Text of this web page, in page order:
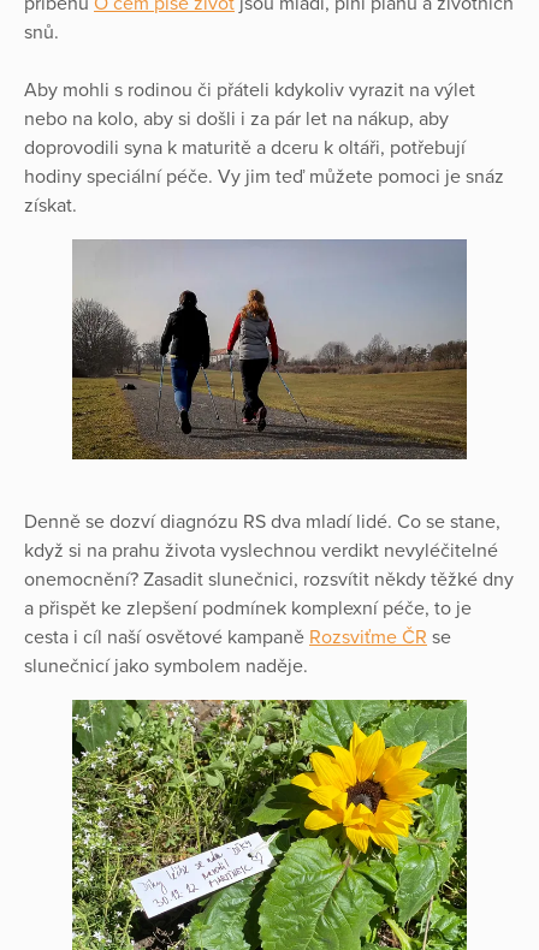
snů.
Aby mohli s rodinou či přáteli kdykoliv vyrazit na výlet
nebo na kolo, aby si došli i za pár let na nákup, aby
doprovodili syna k maturitě a dceru k oltáři, potřebují
hodiny speciální péče. Vy jim teď můžete pomoci je snáz
získat.
Denně se dozví diagnózu RS dva mladí lidé. Co se stane,
když si na prahu života vyslechnou verdikt nevyléčitelné
onemocnění? Zasadit slunečnici, rozsvítit někdy těžké dny
a přispět ke zlepšení podmínek komplexní péče, to je
cesta i cíl naší osvětové kampaně Rozsviťme ČR se
slunečnicí jako symbolem naděje.